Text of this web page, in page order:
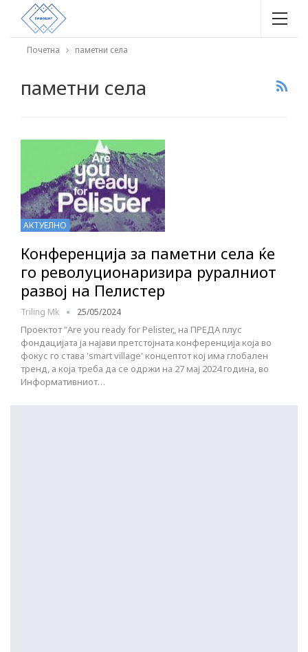
Почетна паметни села
паметни села
АКТУЕЛНО
Конференција за паметни села ќе
го револуционаризира руралниот
развој на Пелистер
Triling Mk 25/05/2024
Проектот "Are you ready for Pelister„ на ПРЕДА плус
фондацијата ја најави претстојната конференција која во
фокус го става 'smart village' концептот кој има глобален
тренд, а која треба да се одржи на 27 мај 2024 година, во
Информативниот…